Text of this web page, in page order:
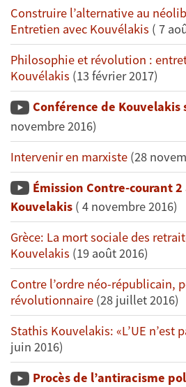
Construire l’alternative au
Entretien avec Kouvélakis ( 7
Philosophie et révolution :
Kouvélakis (13 février 2017)
Conférence de Kouvelakis
novembre 2016)
Intervenir en marxiste (28
Émission Contre-courant
Kouvelakis ( 4 novembre 2016)
Grèce: La mort sociale des
Kouvelakis (19 août 2016)
Contre l’ordre néo-républicain,
révolutionnaire (28 juillet 2016)
Stathis Kouvelakis: «L’UE n’est
juin 2016)
Procès de l’antiracisme